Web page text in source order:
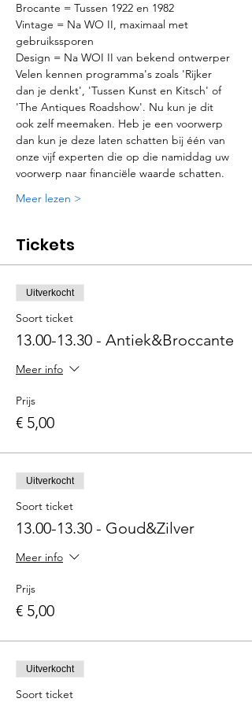
Brocante = Tussen 1922 en 1982
Vintage = Na WO II, maximaal met
gebruikssporen
Design = Na WOI II van bekend ontwerper
Velen kennen programma's zoals 'Rijker
dan je denkt', 'Tussen Kunst en Kitsch' of
'The Antiques Roadshow'. Nu kun je dit
ook zelf meemaken. Heb je een voorwerp
dan kun je deze laten schatten bij één van
onze vijf experten die op die namiddag uw
voorwerp naar financiële waarde schatten.
Meer lezen >
Tickets
Uitverkocht
Soort ticket
13.00-13.30 - Antiek&Broccante
Meer info
Prijs
€ 5,00
Uitverkocht
Soort ticket
13.00-13.30 - Goud&Zilver
Meer info
Prijs
€ 5,00
Uitverkocht
Soort ticket